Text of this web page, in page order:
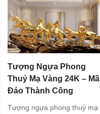
Tượng Ngựa Phong
Thuỷ Mạ Vàng 24K – Mã
Đáo Thành Công
Tượng ngựa phong thuỷ mạ